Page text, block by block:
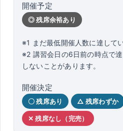
開催予定
◎ 残席余裕あり
※1 まだ最低開催人数に達して
※2 講習会日の6日前の時点で
しないことがあります。
開催決定
〇 残席あり △ 残席わずか
✕ 残席なし（完売）